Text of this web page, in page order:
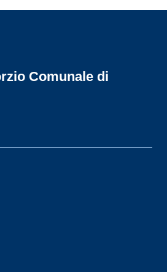
Comunale di